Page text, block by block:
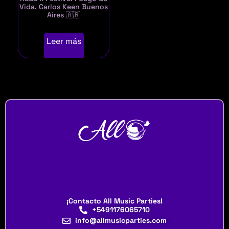
Vida, Carlos Keen Buenos
Aires 🇦🇷
Leer más
¡Contacto All Music Parties!
+5491176065710
info@allmusicparties.com